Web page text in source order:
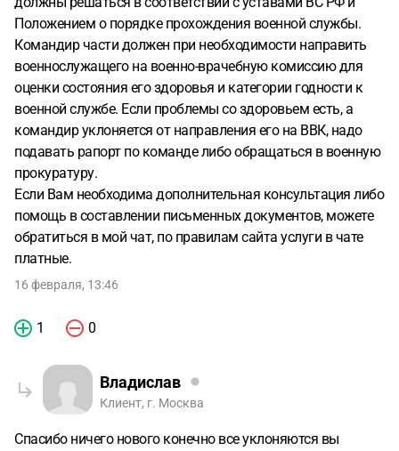
стадии по шкале Метавир, это я уже болею гепатитом
более шести месяцев, сам регулярно на гражданке сдавал
анализы при работе спасателем и был здоров.Итог
прошло пять месяцев прихожу я к этой девушке , говорю
мне надо направление на ВВК к определению годности
так как в части сказали направление никому не даем
пока не будет записи от любого врача из поликлиники,
она мне ответила что гепатит сейчас лечится и согласно
регламенту их поликлиники она мне поставит категорию
годности по гепатиту А , и я могу оспорить ее решение в
коллегии инфекционистов.Сам я получил на СВО тяжелое
ранение плечевой кости со смещением обломков, хочу
списаться из армии не хочу больше участвовать в СВО,
могу ли я с гепатитом и пластиной в плечевой кости
Положением о порядке прохождения военной службы.
Командир части должен при необходимости направить
военнослужащего на военно-врачебную комиссию для
оценки состояния его здоровья и категории годности к
военной службе. Если проблемы со здоровьем есть, а
командир уклоняется от направления его на ВВК, надо
подавать рапорт по команде либо обращаться в военную
прокуратуру.
Если Вам необходима дополнительная консультация либо
помощь в составлении письменных документов, можете
обратиться в мой чат, по правилам сайта услуги в чате
платные.
16 февраля, 13:46
1 0
Владислав
Клиент, г. Москва
Спасибо ничего нового конечно все уклоняются вы